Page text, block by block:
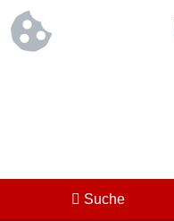
Suche